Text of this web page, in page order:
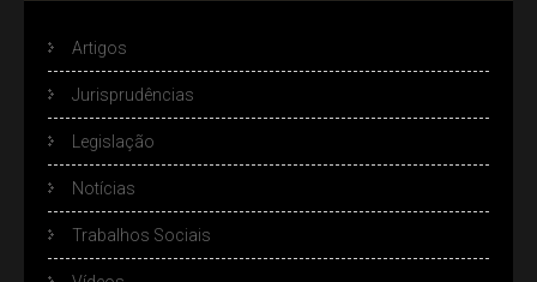
Artigos
Jurisprudências
Legislação
Notícias
Trabalhos Sociais